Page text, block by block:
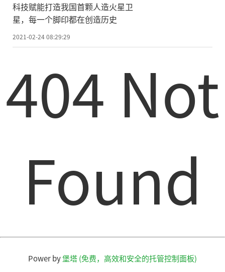
科技赋能打造我国首颗人造火星卫
星，每一个脚印都在创造历史
2021-02-24 08:29:29
404 Not
Found
Power by堡塔 (免费，高效和安全的托管控制面板)